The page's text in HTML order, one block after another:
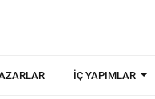
İÇ YAPIMLAR